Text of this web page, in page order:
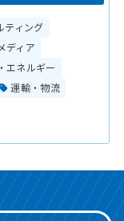
ティング
ディア
エネルギー
運輸・物流